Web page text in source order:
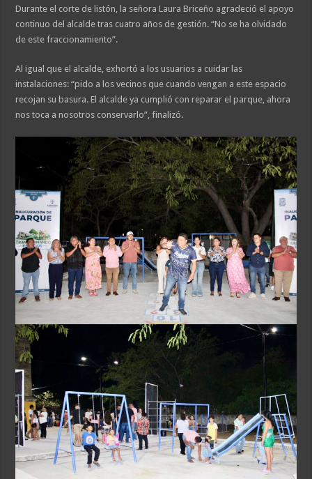
Durante el corte de listón, la señora Laura Briceño agradeció el apoyo
continuo del alcalde tras cuatro años de gestión. “No se ha olvidado
de este fraccionamiento”.
Al igual que el alcalde, exhortó a los usuarios a cuidar las
instalaciones: “pido a los vecinos que cuando vengan a este espacio
recojan su basura. El alcalde ya cumplió con reparar el parque, ahora
nos toca a nosotros conservarlo”, finalizó.